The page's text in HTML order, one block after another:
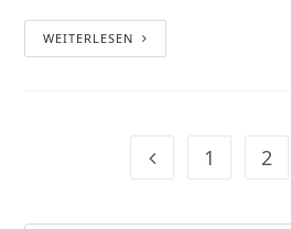
WEITERLESEN
1 2